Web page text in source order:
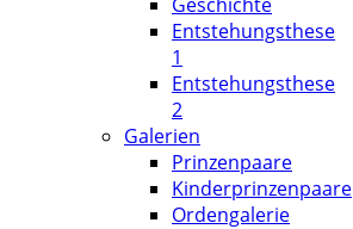
Entstehungsthese
1
Entstehungsthese
2
Galerien
Prinzenpaare
Kinderprinzenpaare
Ordengalerie